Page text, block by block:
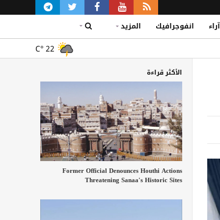
آراء انفوجرافيك المزيد
C° 22
الأكثر قراءة
Former Official Denounces Houthi Actions
Threatening Sanaa's Historic Sites